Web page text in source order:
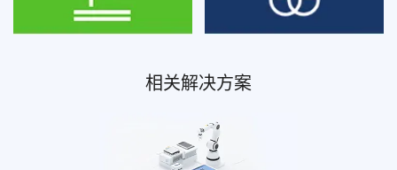
相关解决方案